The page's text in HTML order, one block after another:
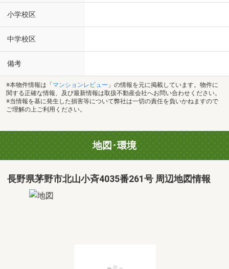
小学校区
中学校区
備考
※本物件情報は「 マンションレビュー 」の情報を元に掲載しています。物件に
関する正確な情報、及び最新情報は取扱不動産会社へお問い合わせください。
※当情報を基に発生した損害等について弊社は一切の責任を負いかねますので
ご理解の上ご利用ください。
地図･環境
長野県茅野市北山小斉4035番261号 周辺地図情報